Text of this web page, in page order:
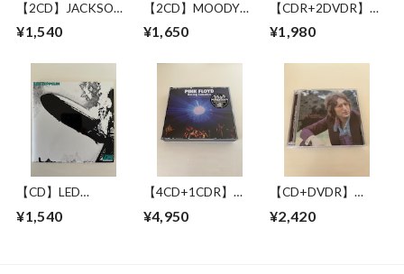
【2CD】JACKSON
BROWNE / LONG
BEACH 1978 MIKE
CASSETTES
¥1,540
【2CD】MOODY
BLUES WITH
SYMPHONY
JUNE 1993
¥1,650
【CDR+2DVDR】
JACKSON BROWNE
/ GREAT
¥1,980
【CD】LED
ZEPPELIN
¥1,540
【4CD+1CDR】
RAVING LUNATICS
¥4,950
【CD+DVDR】
COLLECTION
¥2,420